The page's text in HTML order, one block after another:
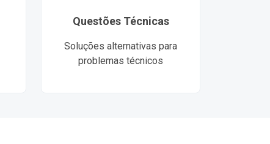
Questões Técnicas
Soluções alternativas para
problemas técnicos